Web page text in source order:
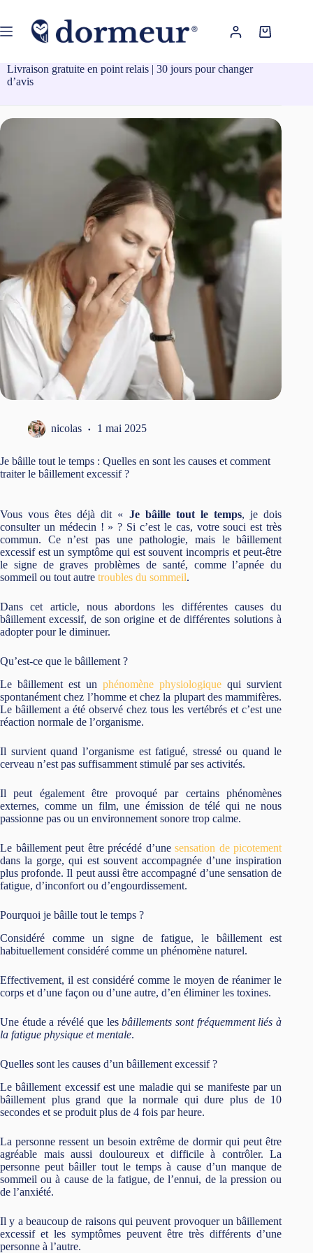
contenu
Panier
Livraison gratuite en point relais | 30 jours pour changer
d’avis
nicolas 1 mai 2025
Je bâille tout le temps : Quelles en sont les causes et comment
traiter le bâillement excessif ?
Vous vous êtes déjà dit « Je bâille tout le temps, je dois
consulter un médecin ! » ? Si c’est le cas, votre souci est très
commun. Ce n’est pas une pathologie, mais le bâillement
excessif est un symptôme qui est souvent incompris et peut-être
le signe de graves problèmes de santé, comme l’apnée du
sommeil ou tout autre troubles du sommeil.
Dans cet article, nous abordons les différentes causes du
bâillement excessif, de son origine et de différentes solutions à
adopter pour le diminuer.
Qu’est-ce que le bâillement ?
Le bâillement est unphénomène physiologique qui survient
spontanément chez l’homme et chez la plupart des mammifères.
Le bâillement a été observé chez tous les vertébrés et c’est une
réaction normale de l’organisme.
Il survient quand l’organisme est fatigué, stressé ou quand le
cerveau n’est pas suffisamment stimulé par ses activités.
Il peut également être provoqué par certains phénomènes
externes, comme un film, une émission de télé qui ne nous
passionne pas ou un environnement sonore trop calme.
Le bâillement peut être précédé d’unesensation de picotement
dans la gorge, qui est souvent accompagnée d’une inspiration
plus profonde. Il peut aussi être accompagné d’une sensation de
fatigue, d’inconfort ou d’engourdissement.
Pourquoi je bâille tout le temps ?
Considéré comme un signe de fatigue, le bâillement est
habituellement considéré comme un phénomène naturel.
Effectivement, il est considéré comme le moyen de réanimer le
corps et d’une façon ou d’une autre, d’en éliminer les toxines.
Une étude a révélé que lesbâillements sont fréquemment liés à
la fatigue physique et mentale.
Quelles sont les causes d’un bâillement excessif ?
Le bâillement excessif est une maladie qui se manifeste par un
bâillement plus grand que la normale qui dure plus de 10
secondes et se produit plus de 4 fois par heure.
La personne ressent un besoin extrême de dormir qui peut être
agréable mais aussi douloureux et difficile à contrôler. La
personne peut bâiller tout le temps à cause d’un manque de
sommeil ou à cause de la fatigue, de l’ennui, de la pression ou
de l’anxiété.
Il y a beaucoup de raisons qui peuvent provoquer un bâillement
excessif et les symptômes peuvent être très différents d’une
personne à l’autre.